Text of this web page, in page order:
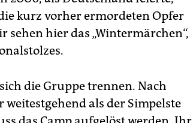
kurz vorher ermordeten Opfer
sehen hier das „Wintermärchen“,
die Gruppe trennen. Nach
als der Simpelste